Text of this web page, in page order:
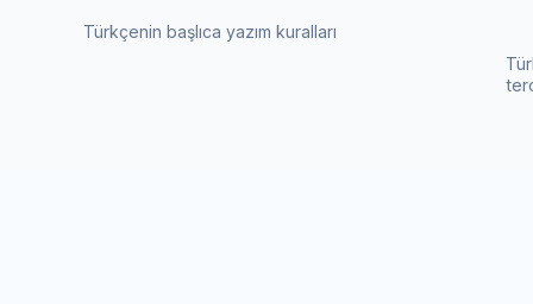
Türkçenin başlıca yazım kuralları